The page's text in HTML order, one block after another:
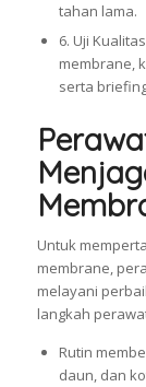
tahan lama.
6. Uji
membrane,
serta
Untuk
membrane,
melayani
langkah
Rutin
daun, dan